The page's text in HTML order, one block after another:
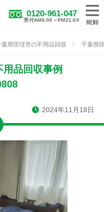
0120-961-047
受付AM6:00～PM21:00
葉県匝瑳市の不用品回収 千葉県
品回収事例
2024年11月18日